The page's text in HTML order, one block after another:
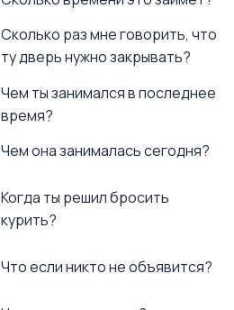
Сколько раз мне говорить, что
ту дверь нужно закрывать?
Чем ты занимался в последнее
время?
Чем она занималась сегодня?
Когда ты решил бросить
курить?
Что если никто не объявится?